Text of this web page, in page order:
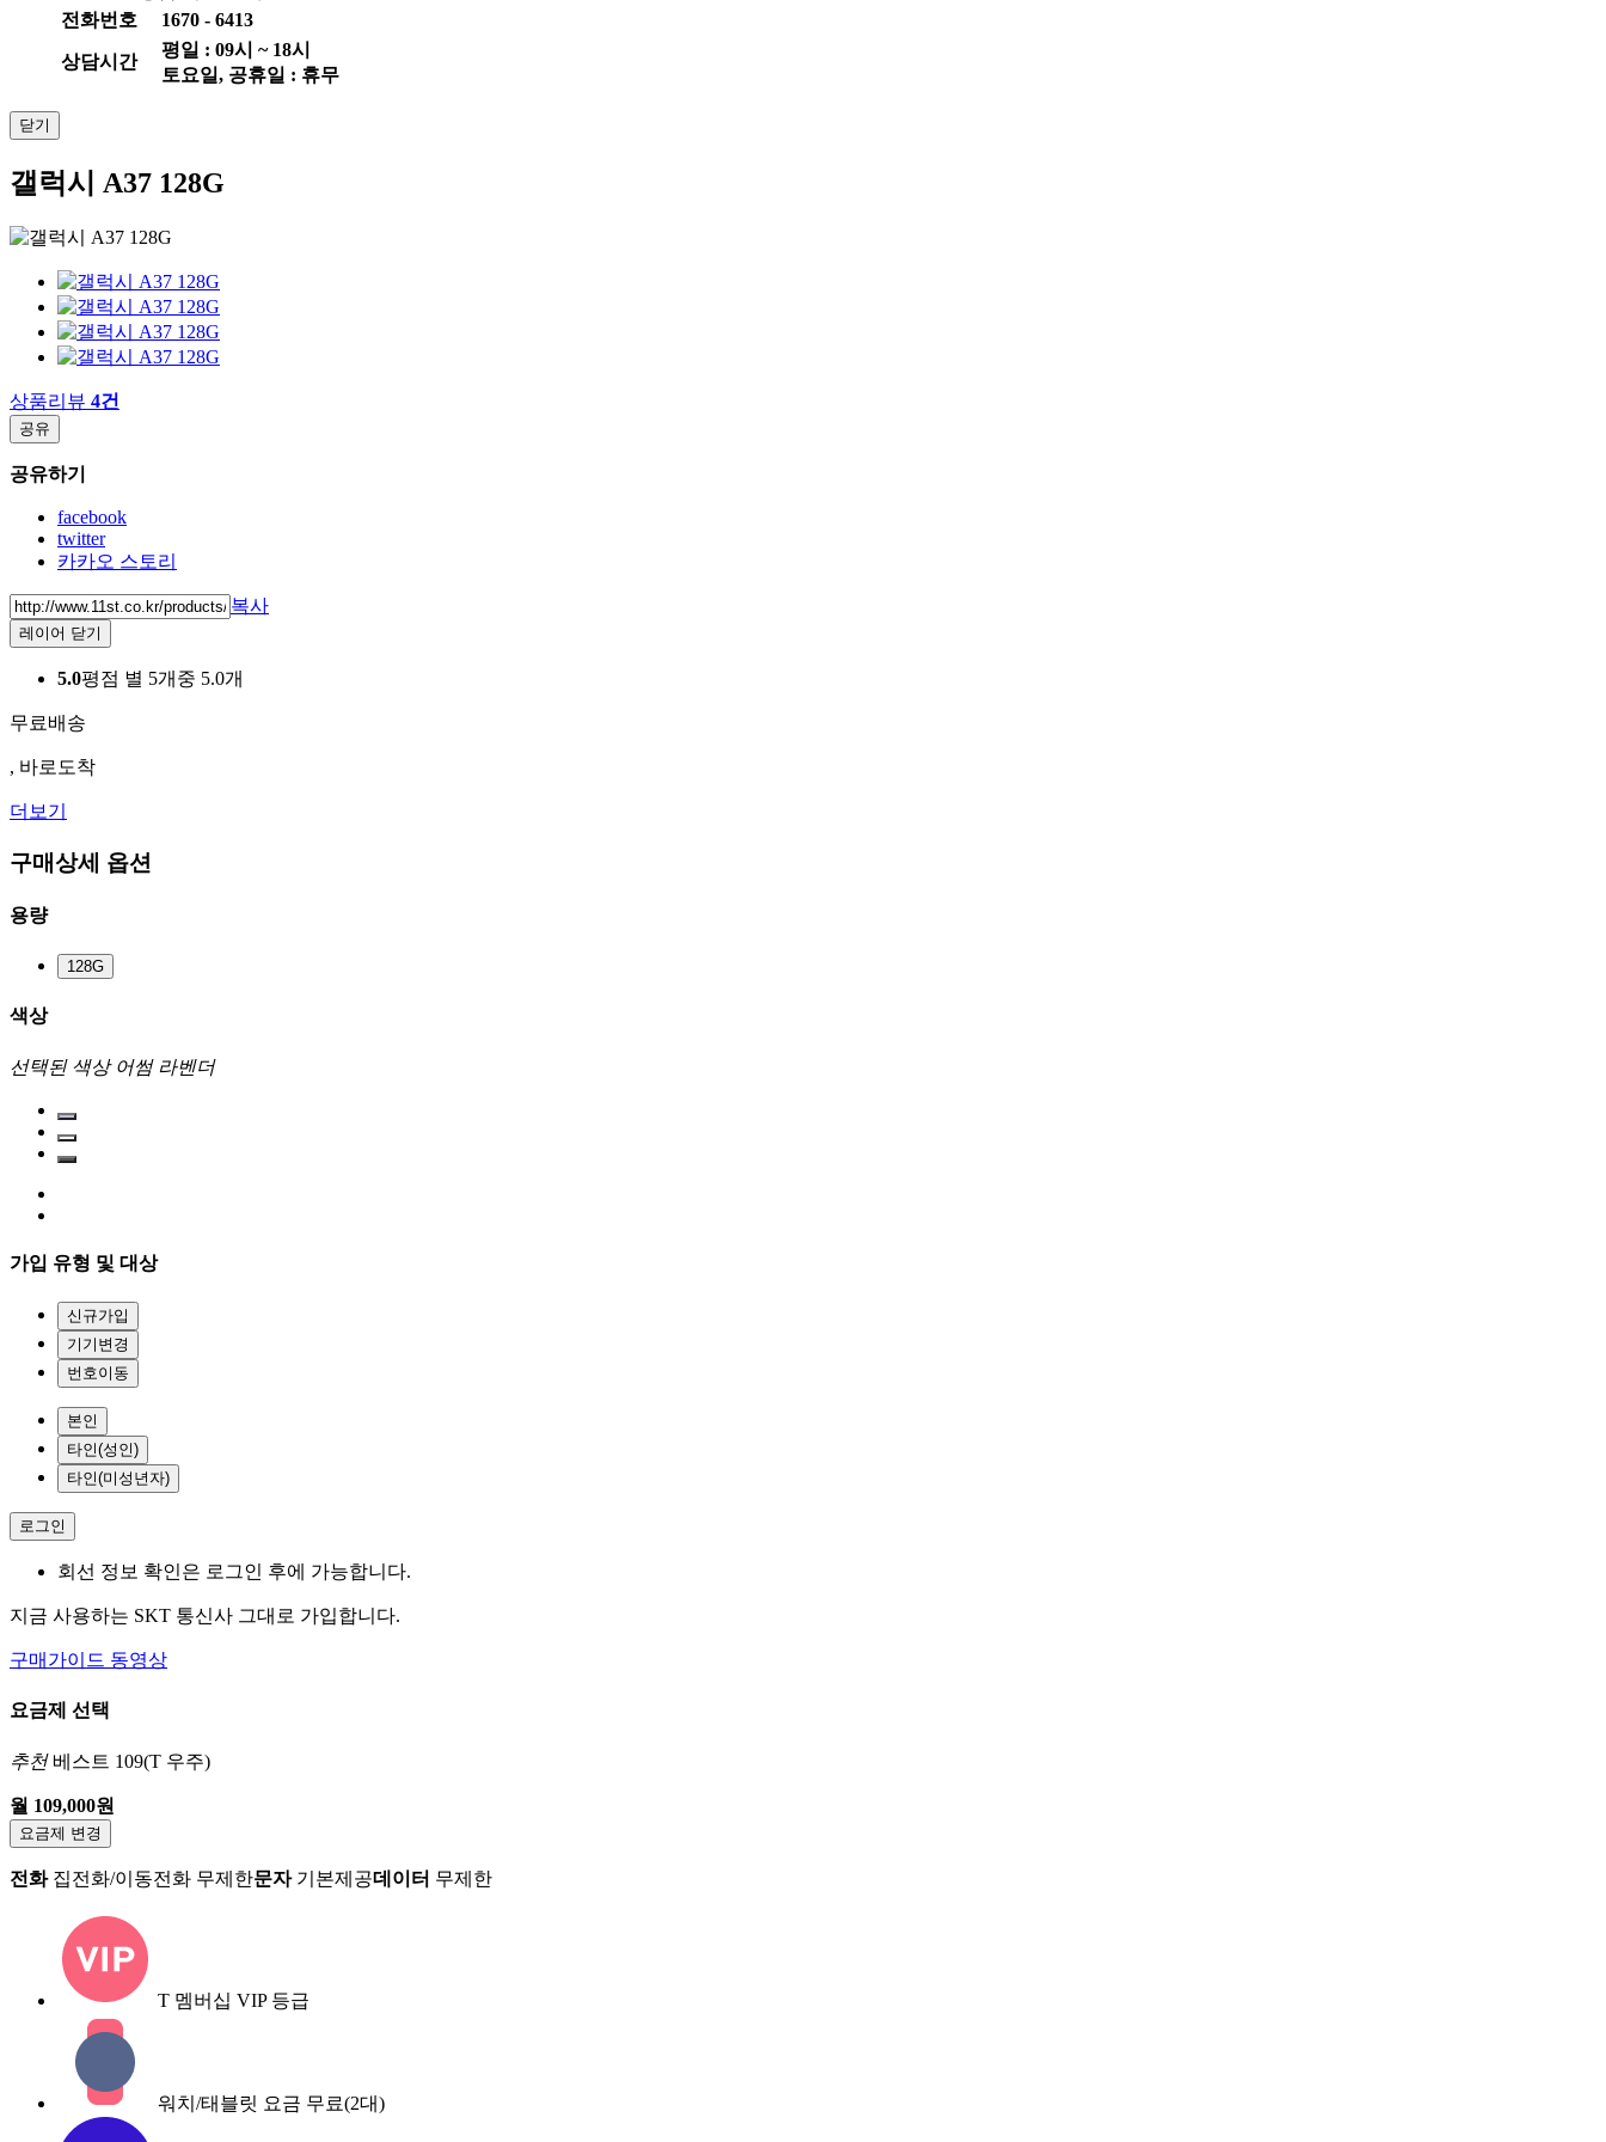
전화번호
1670 - 6413
상담시간
평일 : 09시 ~ 18시
토요일, 공휴일 : 휴무
닫기
갤럭시 A37 128G
상품리뷰 4건
공유
공유하기
facebook
twitter
카카오 스토리
복사
레이어 닫기
5.0평점 별 5개중 5.0개
무료배송
, 바로도착
더보기
구매상세 옵션
용량
128G
색상
선택된 색상 어썸 라벤더
가입 유형 및 대상
신규가입
기기변경
번호이동
본인
타인(성인)
타인(미성년자)
로그인
회선 정보 확인은 로그인 후에 가능합니다.
지금 사용하는 SKT 통신사 그대로 가입합니다.
구매가이드 동영상
요금제 선택
추천 베스트 109(T 우주)
월 109,000원
요금제 변경
전화 집전화/이동전화 무제한문자 기본제공데이터 무제한
T 멤버십 VIP 등급
워치/태블릿 요금 무료(2대)